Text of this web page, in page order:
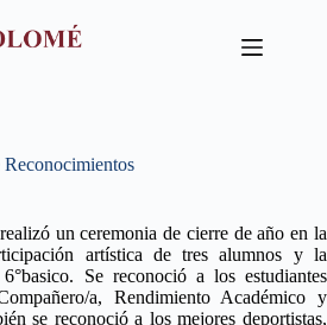
un ceremonia de cierre de año en la
artística de tres alumnos y la
Se reconoció a los estudiantes
a, Rendimiento Académico y
se reconoció a los mejores deportistas,